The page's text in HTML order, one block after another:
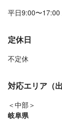
平日9:00〜
定休日
不定休
対応エリア（
＜中部＞
岐阜県